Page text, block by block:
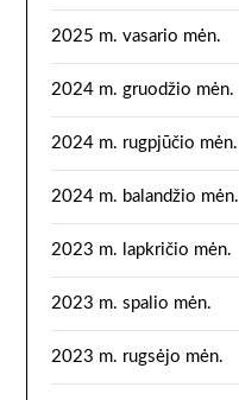
2025 m. vasario mėn.
2024 m. gruodžio mėn.
2024 m. rugpjūčio mėn.
2024 m. balandžio mėn.
2023 m. lapkričio mėn.
2023 m. spalio mėn.
2023 m. rugsėjo mėn.